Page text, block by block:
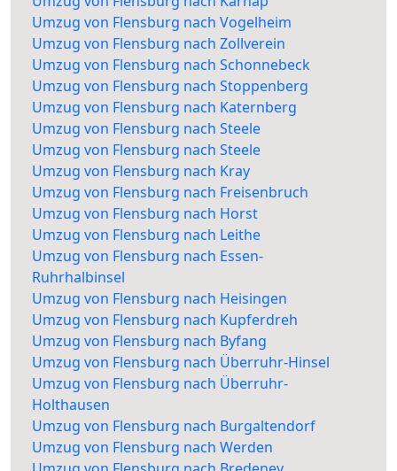
Umzug von Flensburg nach Vogelheim
Umzug von Flensburg nach Zollverein
Umzug von Flensburg nach Schonnebeck
Umzug von Flensburg nach Stoppenberg
Umzug von Flensburg nach Katernberg
Umzug von Flensburg nach Steele
Umzug von Flensburg nach Steele
Umzug von Flensburg nach Kray
Umzug von Flensburg nach Freisenbruch
Umzug von Flensburg nach Horst
Umzug von Flensburg nach Leithe
Umzug von Flensburg nach Essen-
Ruhrhalbinsel
Umzug von Flensburg nach Heisingen
Umzug von Flensburg nach Kupferdreh
Umzug von Flensburg nach Byfang
Umzug von Flensburg nach Überruhr-Hinsel
Umzug von Flensburg nach Überruhr-
Holthausen
Umzug von Flensburg nach Burgaltendorf
Umzug von Flensburg nach Werden